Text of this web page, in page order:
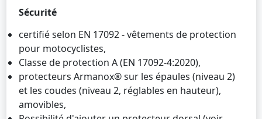
Sécurité
certifié selon EN 17092 - vêtements de protection
pour motocyclistes,
Classe de protection A (EN 17092-4:2020),
protecteurs Armanox® sur les épaules (niveau 2)
et les coudes (niveau 2, réglables en hauteur),
amovibles,